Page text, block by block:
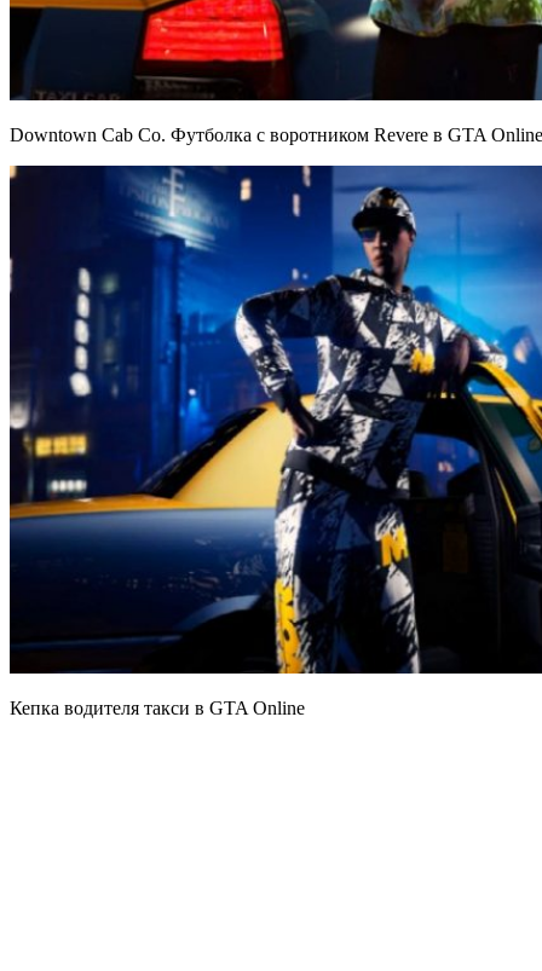
Downtown Cab Co. Футболка с воротником Revere в GTA Online
Кепка водителя такси в GTA Online